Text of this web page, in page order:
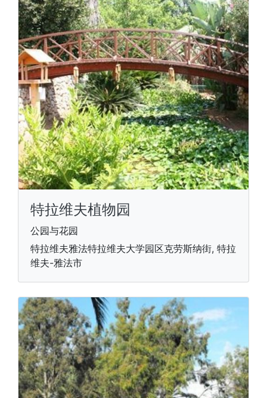
特拉维夫植物园
公园与花园
特拉维夫雅法特拉维夫大学园区克劳斯纳街, 特拉
维夫-雅法市